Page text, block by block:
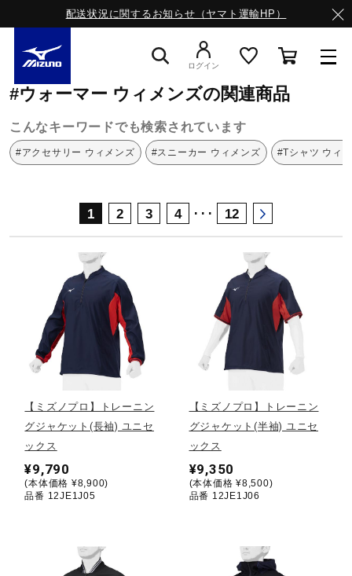
配送状況に関するお知らせ（ヤマト運輸HP）
ライフスタイルウエア
ランニング
サッカー／フットサル
トレーニング
野球
バレーボール
ログイン
ミズノ公式オンライン ウィメンズ
#ウォーマー ウィメンズの関連商品
こんなキーワードでも検索されています
#アクセサリー ウィメンズ #スニーカー ウィメンズ #Tシャツ ウィ
1 2 3 4 ･･･ 12
【ミズノプロ】トレーニン
グジャケット(長袖) ユニセ
ックス
¥9,790
(本体価格 ¥8,900)
品番 12JE1J05
【ミズノプロ】トレーニン
グジャケット(半袖) ユニセ
ックス
¥9,350
(本体価格 ¥8,500)
品番 12JE1J06